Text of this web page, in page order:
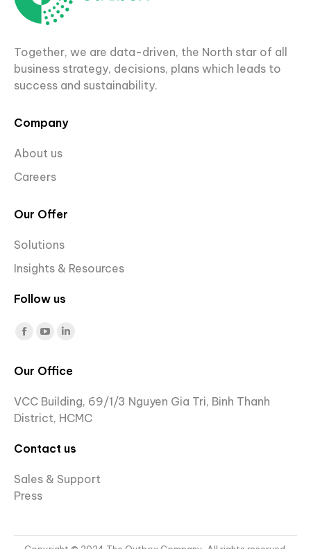
Together, we are data-driven, the North star of all
business strategy, decisions, plans which leads to
success and sustainability.
Company
About us
Careers
Our Offer
Solutions
Insights & Resources
Follow us
Find us on:
Facebook
opens
new
YouTube
opens
new
Linkedin
opens
in
new
Our Office
VCC Building, 69/1/3 Nguyen Gia Tri, Binh Thanh
District, HCMC
Contact us
Sales & Support
Press